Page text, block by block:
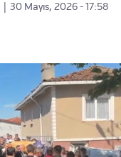
30 Mayıs, 2026 - 17:58